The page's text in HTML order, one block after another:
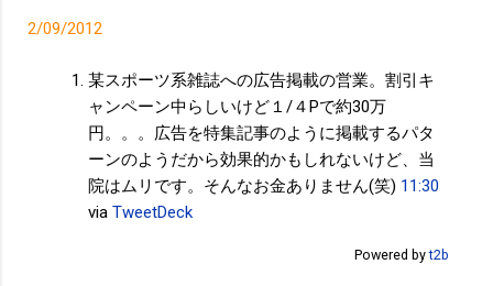
2/09/2012
某スポーツ系雑誌への広告掲載の営業。割引キ
ャンペーン中らしいけど１/４Pで約30万
円。。。広告を特集記事のように掲載するパタ
ーンのようだから効果的かもしれないけど、当
院はムリです。そんなお金ありません(笑) 11:30
via TweetDeck
Powered byt2b